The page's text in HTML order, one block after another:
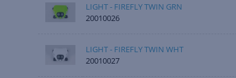
LIGHT - FIREFLY TWIN GRN
20010026
LIGHT - FIREFLY TWIN WHT
20010027